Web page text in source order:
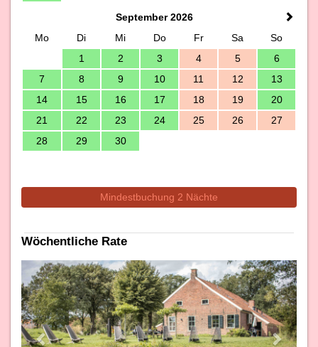
September 2026
Mo
Di Mi Do Fr Sa
So
1
2 3 4 5
6
7
8 9 10 11 12
13
14
15 16 17 18 19
20
21
22 23 24 25 26
27
28
29 30
Mindestbuchung 2 Nächte
Wöchentliche Rate
Previous Next